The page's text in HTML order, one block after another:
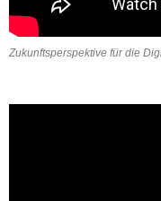
Zukunftsperspektive für die